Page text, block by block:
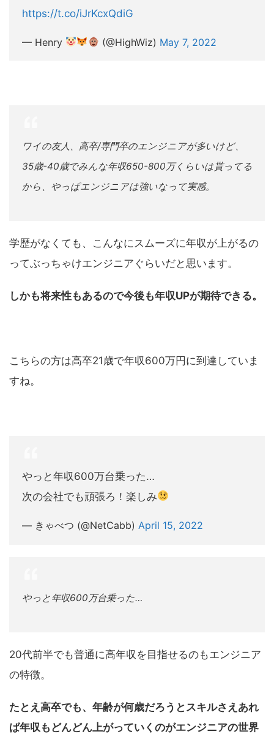
https://t.co/iJrKcxQdiG
— Henry (@HighWiz) May 7, 2022
ワイの友人、高卒/専門卒のエンジニアが多いけど、
35歳-40歳でみんな年収650-800万くらいは貰ってる
から、やっぱエンジニアは強いなって実感。
学歴がなくても、こんなにスムーズに年収が上がるの
ってぶっちゃけエンジニアぐらいだと思います。
しかも将来性もあるので今後も年収UPが期待できる。
こちらの方は高卒21歳で年収600万円に到達していま
すね。
やっと年収600万台乗った…
次の会社でも頑張ろ！楽しみ
— きゃべつ (@NetCabb) April 15, 2022
やっと年収600万台乗った…
20代前半でも普通に高年収を目指せるのもエンジニア
の特徴。
たとえ高卒でも、年齢が何歳だろうとスキルさえあれ
ば年収もどんどん上がっていくのがエンジニアの世界